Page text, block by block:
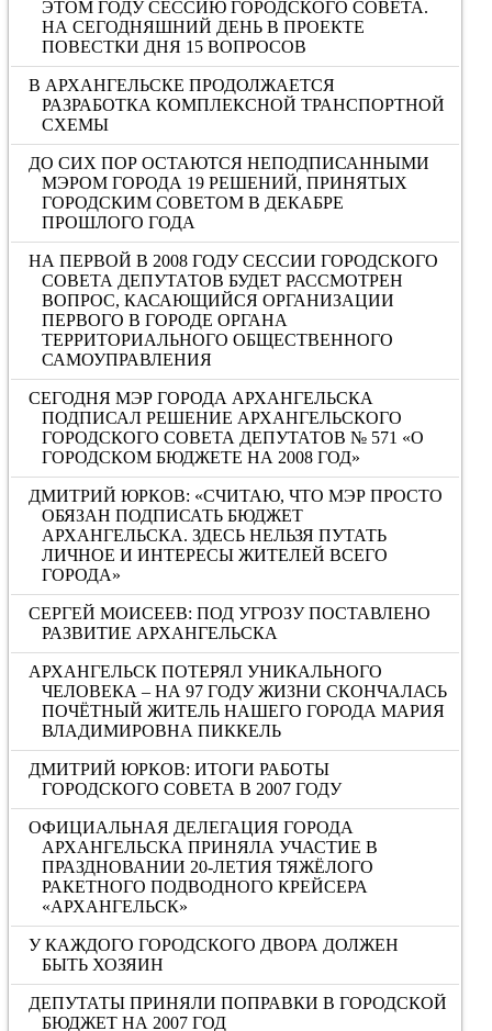
ЭТОМ ГОДУ СЕССИЮ ГОРОДСКОГО СОВЕТА.
НА СЕГОДНЯШНИЙ ДЕНЬ В ПРОЕКТЕ
ПОВЕСТКИ ДНЯ 15 ВОПРОСОВ
В АРХАНГЕЛЬСКЕ ПРОДОЛЖАЕТСЯ
РАЗРАБОТКА КОМПЛЕКСНОЙ ТРАНСПОРТНОЙ
СХЕМЫ
ДО СИХ ПОР ОСТАЮТСЯ НЕПОДПИСАННЫМИ
МЭРОМ ГОРОДА 19 РЕШЕНИЙ, ПРИНЯТЫХ
ГОРОДСКИМ СОВЕТОМ В ДЕКАБРЕ
ПРОШЛОГО ГОДА
НА ПЕРВОЙ В 2008 ГОДУ СЕССИИ ГОРОДСКОГО
СОВЕТА ДЕПУТАТОВ БУДЕТ РАССМОТРЕН
ВОПРОС, КАСАЮЩИЙСЯ ОРГАНИЗАЦИИ
ПЕРВОГО В ГОРОДЕ ОРГАНА
ТЕРРИТОРИАЛЬНОГО ОБЩЕСТВЕННОГО
САМОУПРАВЛЕНИЯ
СЕГОДНЯ МЭР ГОРОДА АРХАНГЕЛЬСКА
ПОДПИСАЛ РЕШЕНИЕ АРХАНГЕЛЬСКОГО
ГОРОДСКОГО СОВЕТА ДЕПУТАТОВ № 571 «О
ГОРОДСКОМ БЮДЖЕТЕ НА 2008 ГОД»
ДМИТРИЙ ЮРКОВ: «СЧИТАЮ, ЧТО МЭР ПРОСТО
ОБЯЗАН ПОДПИСАТЬ БЮДЖЕТ
АРХАНГЕЛЬСКА. ЗДЕСЬ НЕЛЬЗЯ ПУТАТЬ
ЛИЧНОЕ И ИНТЕРЕСЫ ЖИТЕЛЕЙ ВСЕГО
ГОРОДА»
СЕРГЕЙ МОИСЕЕВ: ПОД УГРОЗУ ПОСТАВЛЕНО
РАЗВИТИЕ АРХАНГЕЛЬСКА
АРХАНГЕЛЬСК ПОТЕРЯЛ УНИКАЛЬНОГО
ЧЕЛОВЕКА – НА 97 ГОДУ ЖИЗНИ СКОНЧАЛАСЬ
ПОЧЁТНЫЙ ЖИТЕЛЬ НАШЕГО ГОРОДА МАРИЯ
ВЛАДИМИРОВНА ПИККЕЛЬ
ДМИТРИЙ ЮРКОВ: ИТОГИ РАБОТЫ
ГОРОДСКОГО СОВЕТА В 2007 ГОДУ
ОФИЦИАЛЬНАЯ ДЕЛЕГАЦИЯ ГОРОДА
АРХАНГЕЛЬСКА ПРИНЯЛА УЧАСТИЕ В
ПРАЗДНОВАНИИ 20-ЛЕТИЯ ТЯЖЁЛОГО
РАКЕТНОГО ПОДВОДНОГО КРЕЙСЕРА
«АРХАНГЕЛЬСК»
У КАЖДОГО ГОРОДСКОГО ДВОРА ДОЛЖЕН
БЫТЬ ХОЗЯИН
ДЕПУТАТЫ ПРИНЯЛИ ПОПРАВКИ В ГОРОДСКОЙ
БЮДЖЕТ НА 2007 ГОД